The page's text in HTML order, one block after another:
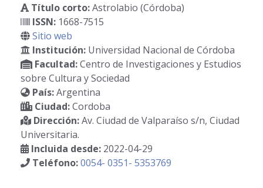
Título corto:Astrolabio (Córdoba)
ISSN: 1668-7515
Sitio web
Institución: Universidad Nacional de Córdoba
Facultad:Centro de Investigaciones y Estudios
sobre Cultura y Sociedad
País:Argentina
Ciudad:Cordoba
Dirección:Av. Ciudad de Valparaíso s/n, Ciudad
Universitaria.
Incluida desde: 2022-04-29
Teléfono:0054- 0351- 5353769